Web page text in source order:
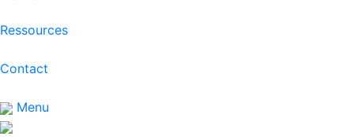
Ressources
Contact
Menu